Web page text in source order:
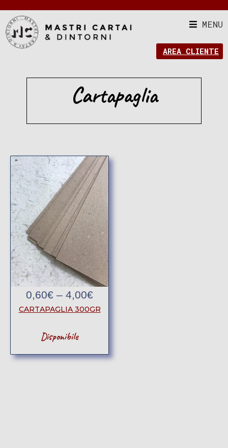
MENU
AREA CLIENTE
Cartapaglia
0,60€ – 4,00€
CARTAPAGLIA 300GR
Disponibile